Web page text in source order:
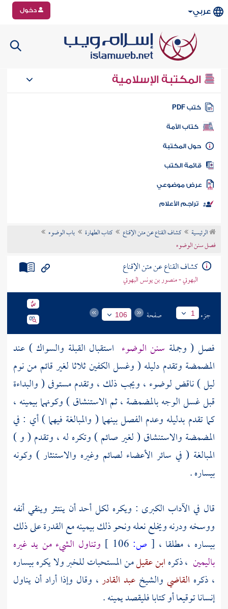
عربي دخول
المكتبة الإسلامية
كتب PDF
كتاب الأمة
المكتبة
الكتب
موضوعي
تراجم الأعلام
الرئيسية كشاف القناع عن متن الإقناع كتاب الطهارة
باب الوضوء
فصل سنن الوضوء
كشاف القناع عن متن الإقناع
البهوتي - منصور بن يونس البهوتي
جزء 1 صفحة 106
فصل ( وجملة سنن الوضوء استقبال القبلة والسواك ) عند
المضمضة وتقدم دليله ( وغسل الكفين ثلاثا لغير قائم من نوم
ليل ) ناقض لوضوء ، ويجب ذلك ، وتقدم مستوفى ( والبداءة
قبل غسل الوجه بالمضمضة ، ثم الاستنشاق ) وكونهما بيمينه ،
كما تقدم بدليله وعدم الفصل بينهما ( والمبالغة فيهما ) أي : في
المضمضة والاستنشاق ( لغير صائم ) وتكره له ، وتقدم ( و )
المبالغة ( في سائر الأعضاء لصائم وغيره والاستنثار ) وكونه
بيساره .
قال في الآداب الكبرى : ويكره لكل أحد أن ينتثر وينقي أنفه
ووسخه ودرنه ويخلع نعله ونحو ذلك بيمينه مع القدرة على ذلك
بيساره ، مطلقا ، [ ص:
وتناول الشيء من يد غيره
باليمين ، ذكرهابن عقيلمن المستحبات للخبر ولا يكره بيساره
، ذكره القاضي والشيخ عبد القادر، وقال وإذا أراد أن يناول
إنسانا توقيعا أو كتابا فليقصد يمينه .